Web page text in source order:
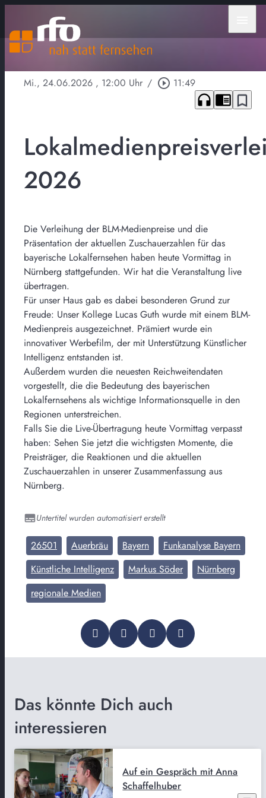
Mi., 24.06.2026 , 12:00 Uhr / play_circle_outline 11:49
headphones chrome_reader_mode bookmark_border
2026
Die Verleihung der BLM-Medienpreise und die
Präsentation der aktuellen Zuschauerzahlen für das
bayerische Lokalfernsehen haben heute Vormittag in
Nürnberg stattgefunden. Wir hat die Veranstaltung live
übertragen.
Für unser Haus gab es dabei besonderen Grund zur
Freude: Unser Kollege Lucas Guth wurde mit einem BLM-
Medienpreis ausgezeichnet. Prämiert wurde ein
innovativer Werbefilm, der mit Unterstützung Künstlicher
Intelligenz entstanden ist.
Außerdem wurden die neuesten Reichweitendaten
vorgestellt, die die Bedeutung des bayerischen
Lokalfernsehens als wichtige Informationsquelle in den
Regionen unterstreichen.
Falls Sie die Live-Übertragung heute Vormittag verpasst
haben: Sehen Sie jetzt die wichtigsten Momente, die
Preisträger, die Reaktionen und die aktuellen
Zuschauerzahlen in unserer Zusammenfassung aus
Nürnberg.
Untertitel wurden automatisiert erstellt
26501 Auerbräu Bayern
Funkanalyse Bayern
Künstliche Intelligenz
Markus Söder
Nürnberg
regionale Medien
Das könnte Dich auch
interessieren
Auf ein Gespräch mit Anna
Schaffelhuber